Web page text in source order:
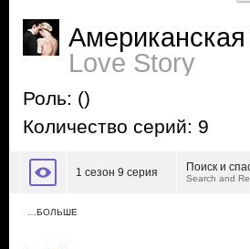
Love Story
Роль: ()
Количество серий: 9
1 сезон 9 серия Поиск и
Search and
…БОЛЬШЕ